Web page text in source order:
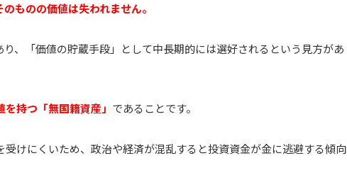
ものの価値は失われません。
、「価値の貯蔵手段」として中長期的には選好されるという見方があ
持つ「無国籍資産」 であることです。
けにくいため、政治や経済が混乱すると投資資金が金に逃避する傾向